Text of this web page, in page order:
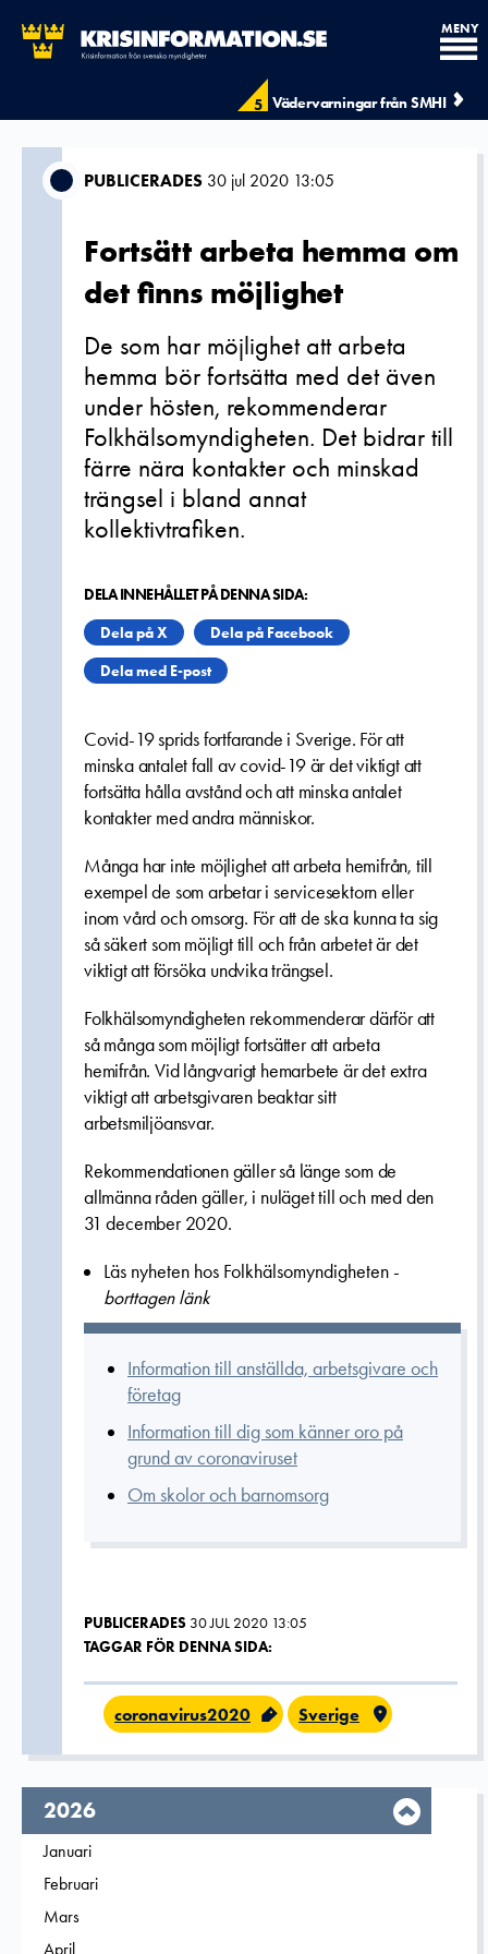
5 Vädervarningar från SMHI
MENY
PUBLICERADES 30 jul 2020 13:05
Fortsätt arbeta hemma om
det finns möjlighet
De som har möjlighet att arbeta
hemma bör fortsätta med det även
under hösten, rekommenderar
Folkhälsomyndigheten. Det bidrar till
färre nära kontakter och minskad
trängsel i bland annat
kollektivtrafiken.
DELA INNEHÅLLET PÅ DENNA SIDA:
Dela på X
Dela på Facebook
Dela med E-post
Covid-19 sprids fortfarande i Sverige. För att
minska antalet fall av covid-19 är det viktigt att
fortsätta hålla avstånd och att minska antalet
kontakter med andra människor.
Många har inte möjlighet att arbeta hemifrån, till
exempel de som arbetar i servicesektorn eller
inom vård och omsorg. För att de ska kunna ta sig
så säkert som möjligt till och från arbetet är det
viktigt att försöka undvika trängsel.
Folkhälsomyndigheten rekommenderar därför att
så många som möjligt fortsätter att arbeta
hemifrån. Vid långvarigt hemarbete är det extra
viktigt att arbetsgivaren beaktar sitt
arbetsmiljöansvar.
Rekommendationen gäller så länge som de
allmänna råden gäller, i nuläget till och med den
31 december 2020.
Läs nyheten hos Folkhälsomyndigheten -
borttagen länk
Information till anställda, arbetsgivare och
företag
Information till dig som känner oro på
grund av coronaviruset
Om skolor och barnomsorg
PUBLICERADES 30 JUL 2020 13:05
TAGGAR FÖR DENNA SIDA:
coronavirus2020 Sverige
År,
2026
Filtrera på
Januari
Filtrera på
Februari
Filtrera på
Mars
Filtrera på
April